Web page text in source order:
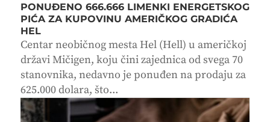
PONUĐENO 666.666 LIMENKI ENERGETSKOG
PIĆA ZA KUPOVINU AMERIČKOG GRADIĆA
HEL
Centar neobičnog mesta Hel (Hell) u američkoj
državi Mičigen, koju čini zajednica od svega 70
stanovnika, nedavno je ponuđen na prodaju za
625.000 dolara, što...